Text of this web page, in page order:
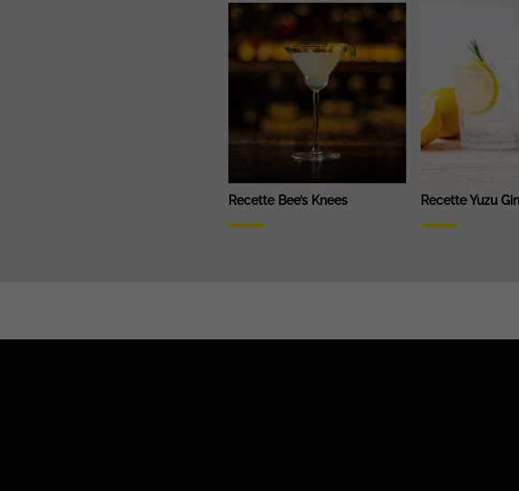
Recette Bee’s Knees Recette Yuzu